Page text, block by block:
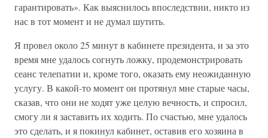
гарантировать». Как выяснилось впоследствии, никто из
нас в тот момент и не думал шутить.
Я провел около 25 минут в кабинете президента, и за это
время мне удалось согнуть ложку, продемонстрировать
сеанс телепатии и, кроме того, оказать ему неожиданную
услугу. В какой-то момент он протянул мне старые часы,
сказав, что они не ходят уже целую вечность, и спросил,
смогу ли я заставить их ходить. По счастью, мне удалось
это сделать, и я покинул кабинет, оставив его хозяина в